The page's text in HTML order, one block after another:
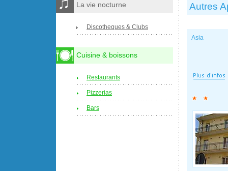
Autres
Asia
La vie nocturne
Discotheques & Clubs
Cuisine & boissons
Restaurants
Pizzerias
Bars